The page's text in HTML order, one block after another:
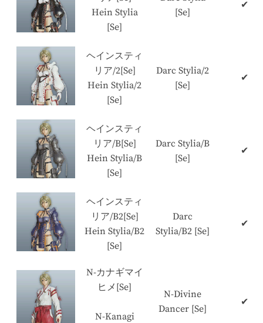
Hein Stylia
[Se]
[Se]
✔
ヘインスティ
リア/2[Se]
Hein Stylia/2
[Se]
Darc Stylia/2
[Se]
✔
ヘインスティ
リア/B[Se]
Hein Stylia/B
[Se]
Darc Stylia/B
[Se]
✔
ヘインスティ
リア/B2[Se]
Hein Stylia/B2
[Se]
Darc
Stylia/B2 [Se]
✔
N-カナギマイ
ヒメ[Se]
N-Kanagi
N-Divine
Dancer [Se]
✔